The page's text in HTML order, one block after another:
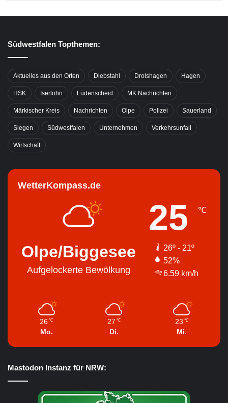
Südwestfalen Topthemen:
Aktuelles aus den Orten Diebstahl Drolshagen Hagen
HSK Iserlohn Lüdenscheid MK Nachrichten
Märkischer Kreis Nachrichten Olpe Polizei Sauerland
Siegen Südwestfalen Unternehmen Verkehrsunfall
Wirtschaft
WetterKompass.de
Olpe/Biggesee
Aufgelockerte Bewölkung
25 ℃
26º - 21º
52%
6.59 km/h
26 ℃
Mo.
27 ℃
Di.
23 ℃
Mi.
Mastodon Instanz für NRW: